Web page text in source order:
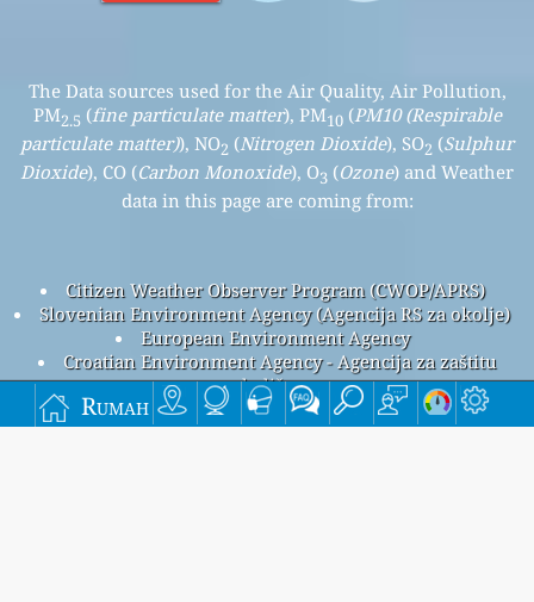
Rumah
The Data sources used for the Air Quality, Air Pollution,
PM2.5 (fine particulate matter), PM10(PM10 (Respirable
particulate matter)), NO2 (Nitrogen Dioxide), SO2 (Sulphur
Dioxide), CO (Carbon Monoxide), O3 (Ozone) and Weather
data in this page are coming from:
Citizen Weather Observer Program (CWOP/APRS)
Slovenian Environment Agency (Agencija RS za okolje)
European Environment Agency
Croatian Environment Agency - Agencija za zaštitu
okoliša
Umweltbundesamt
CE Ljubljanska, Slovenia Air Pollution